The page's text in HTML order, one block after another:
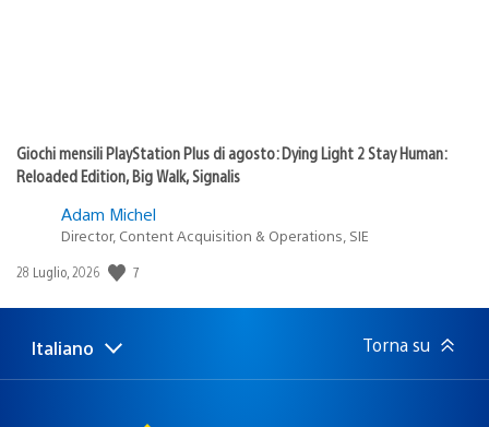
Giochi mensili PlayStation Plus di agosto: Dying Light 2 Stay Human:
Reloaded Edition, Big Walk, Signalis
Adam Michel
Director, Content Acquisition & Operations, SIE
Data
pubblicazione:
28 Luglio, 2026 7
Seleziona
una
Regione
attuale:
Italiano Torna su